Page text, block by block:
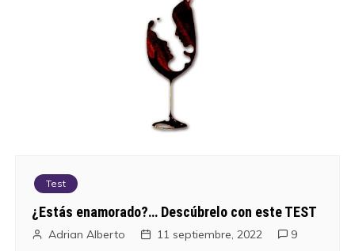
Test
¿Estás enamorado?… Descúbrelo con este TEST
Adrian Alberto 11 septiembre, 2022 9